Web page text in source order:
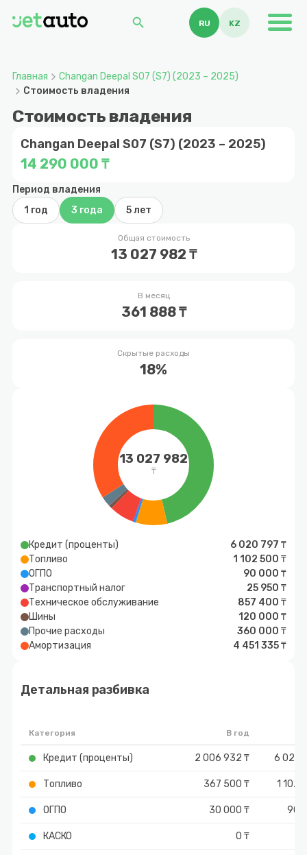
search RU KZ
Главная
Changan Deepal S07 (S7) (2023 – 2025)
Стоимость владения
Стоимость владения
Changan Deepal S07 (S7) (2023 – 2025)
14 290 000 ₸
Период владения
1 год
3 года 5 лет
Общая стоимость
13 027 982 ₸
В месяц
361 888 ₸
Скрытые расходы
18%
13 027 982
₸
Кредит (проценты)
6 020 797 ₸
Топливо
1 102 500 ₸
ОГПО
90 000 ₸
Транспортный налог
25 950 ₸
Техническое обслуживание
857 400 ₸
Шины
120 000 ₸
Прочие расходы
360 000 ₸
Амортизация
4 451 335 ₸
Детальная разбивка
Категория В год
Кредит (проценты) 2 006 932 ₸ 6 020
Топливо 367 500 ₸ 1 102
ОГПО 30 000 ₸ 90
КАСКО 0 ₸